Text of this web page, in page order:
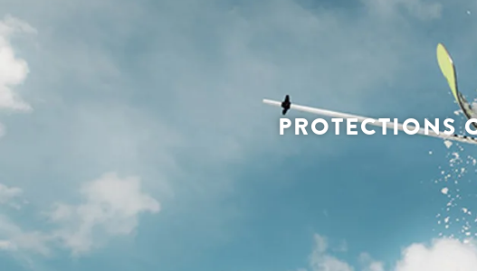
PROTECTIONS